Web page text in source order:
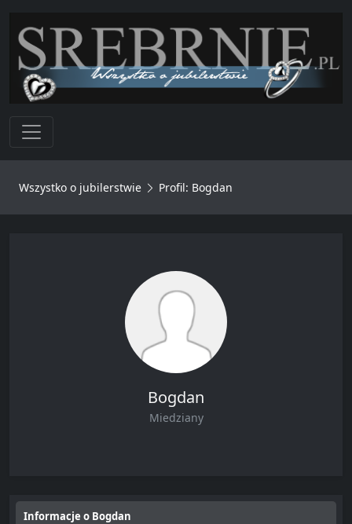
Toggle navigation
Wszystko o jubilerstwie Profil: Bogdan
Bogdan
Miedziany
Informacje o Bogdan